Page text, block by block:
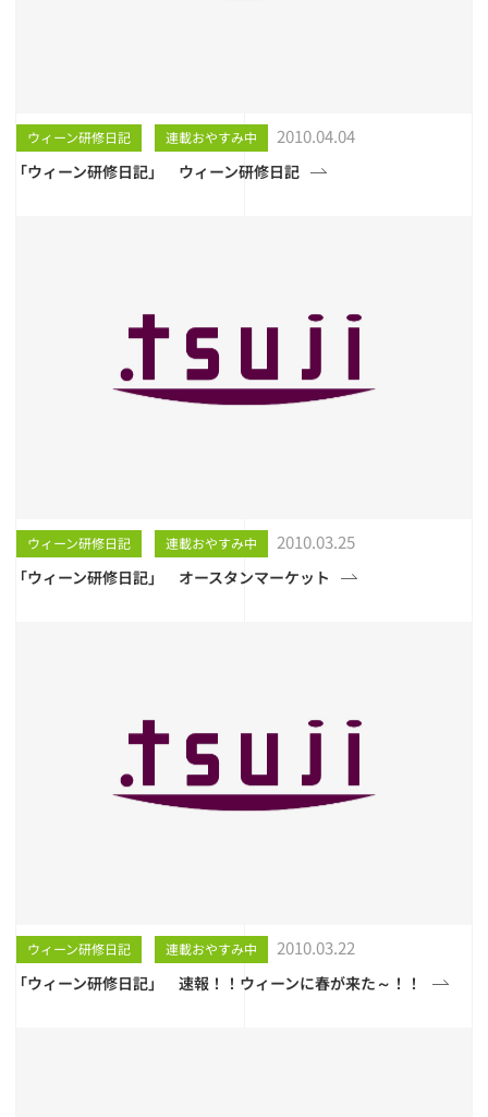
ウィーン研修日記 連載おやすみ中 2010.04.04
「ウィーン研修日記」 ウィーン研修日記
ウィーン研修日記 連載おやすみ中 2010.03.25
「ウィーン研修日記」 オースタンマーケット
ウィーン研修日記 連載おやすみ中 2010.03.22
「ウィーン研修日記」 速報！！ウィーンに春が来た～！！